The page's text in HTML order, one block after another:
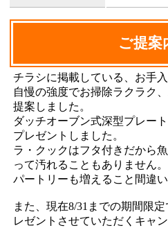
ご提案
チラシに掲載している、お手
自慢の強度でお掃除ラクラク
提案しました。
ダッチオーブン式深型プレー
プレゼントしました。
ラ・クックはフタ付きだから
って汚れることもありません
パートリーも増えること間違い
また、現在8/31までの期間限
レゼントさせていただくキャ